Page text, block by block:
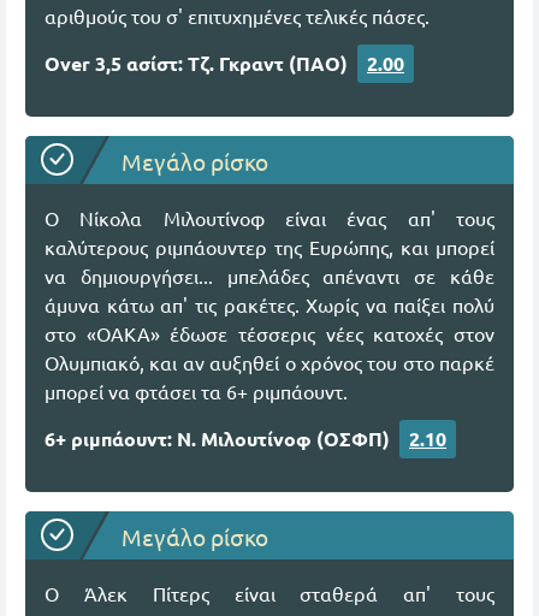
αριθμούς του σ' επιτυχημένες τελικές πάσες.
Over 3,5 ασίστ: Τζ. Γκραντ (ΠΑΟ) 2.00
Μεγάλο ρίσκο
Ο Νίκολα Μιλουτίνοφ είναι ένας απ' τους
καλύτερους ριμπάουντερ της Ευρώπης, και μπορεί
να δημιουργήσει... μπελάδες απέναντι σε κάθε
άμυνα κάτω απ' τις ρακέτες. Χωρίς να παίξει πολύ
στο «ΟΑΚΑ» έδωσε τέσσερις νέες κατοχές στον
Ολυμπιακό, και αν αυξηθεί ο χρόνος του στο παρκέ
μπορεί να φτάσει τα 6+ ριμπάουντ.
6+ ριμπάουντ: Ν. Μιλουτίνοφ (ΟΣΦΠ) 2.10
Μεγάλο ρίσκο
Ο Άλεκ Πίτερς είναι σταθερά απ' τους